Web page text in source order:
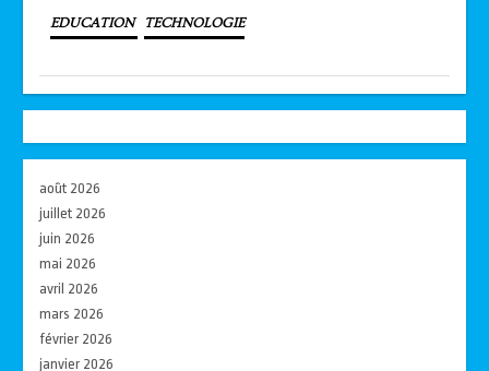
EDUCATION TECHNOLOGIE
août 2026
juillet 2026
juin 2026
mai 2026
avril 2026
mars 2026
février 2026
janvier 2026